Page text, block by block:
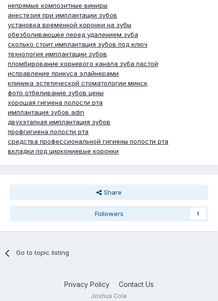
непрямые композитные виниры
анестезия при имплантации зубов
установка временной коронки на зубы
обезболивающее перед удалением зуба
сколько стоит имплантация зубов под ключ
технология имплантации зубов
пломбирование корневого канала зуба пастой
исправление прикуса элайнерами
клиника эстетической стоматологии минск
фото отбеливание зубов цены
хорошая гигиена полости рта
имплантация зубов adin
двухэтапная имплантация зубов
профгигиена полости рта
средства профессиональной гигиены полости рта
вкладки под циркониевые коронки
Share
Followers 1
Go to topic listing
Privacy Policy Contact Us
Joshua Cole